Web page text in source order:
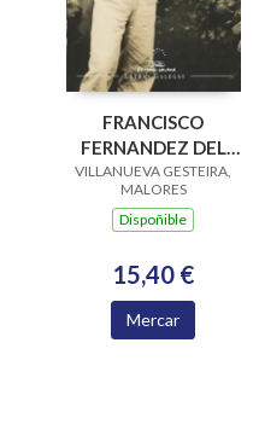
FRANCISCO
FERNANDEZ DEL
RIEGO. UN LOITADOR
POLA IDEA DE
GALICIA
VILLANUEVA GESTEIRA,
MALORES
Dispoñible
15,40 €
Mercar